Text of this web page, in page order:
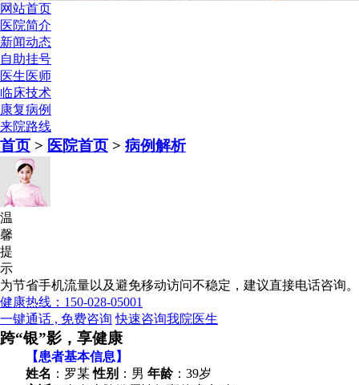
网站首页
医院简介
新闻动态
自助挂号
医生医师
临床技术
康复病例
来院路线
首页 > 医院首页 > 病例解析
温
馨
提
示
为节省手机流量以及避免移动访问不稳定，建议直接电话咨询。
健康热线：150-028-05001
一键通话 , 免费咨询 快速咨询我院医生
跨“银”影，享健康
【患者基本信息】
姓名 ：罗某性别 ：男 年龄：39岁